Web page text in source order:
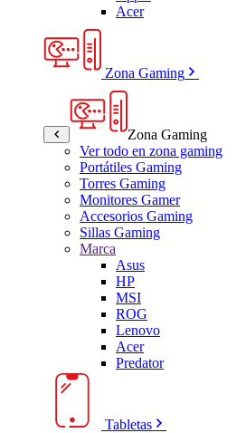
Acer
Zona Gaming
Zona Gaming
Ver todo en zona gaming
Portátiles Gaming
Torres Gaming
Monitores Gamer
Accesorios Gaming
Sillas Gaming
Marca
Asus
HP
MSI
ROG
Lenovo
Acer
Predator
Tabletas